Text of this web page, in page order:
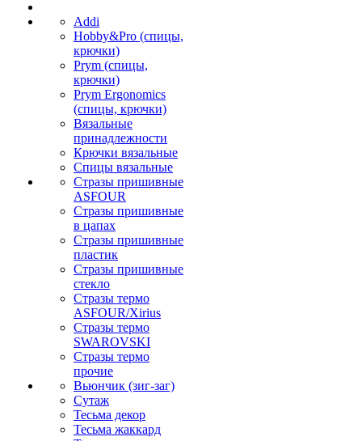
Addi
Hobby&Pro (спицы,
крючки)
Prym (спицы,
крючки)
Prym Ergonomics
(спицы, крючки)
Вязальные
принадлежности
Крючки вязальные
Спицы вязальные
Стразы пришивные
ASFOUR
Стразы пришивные
в цапах
Стразы пришивные
пластик
Стразы пришивные
стекло
Стразы термо
ASFOUR/Xirius
Стразы термо
SWAROVSKI
Стразы термо
прочие
Вьюнчик (зиг-заг)
Сутаж
Тесьма декор
Тесьма жаккард